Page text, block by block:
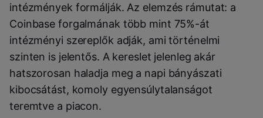
intézmények formálják. Az elemzés rámutat: a
Coinbase forgalmának több mint 75%-át
intézményi szereplők adják, ami történelmi
szinten is jelentős. A kereslet jelenleg akár
hatszorosan haladja meg a napi bányászati
kibocsátást, komoly egyensúlytalanságot
teremtve a piacon.